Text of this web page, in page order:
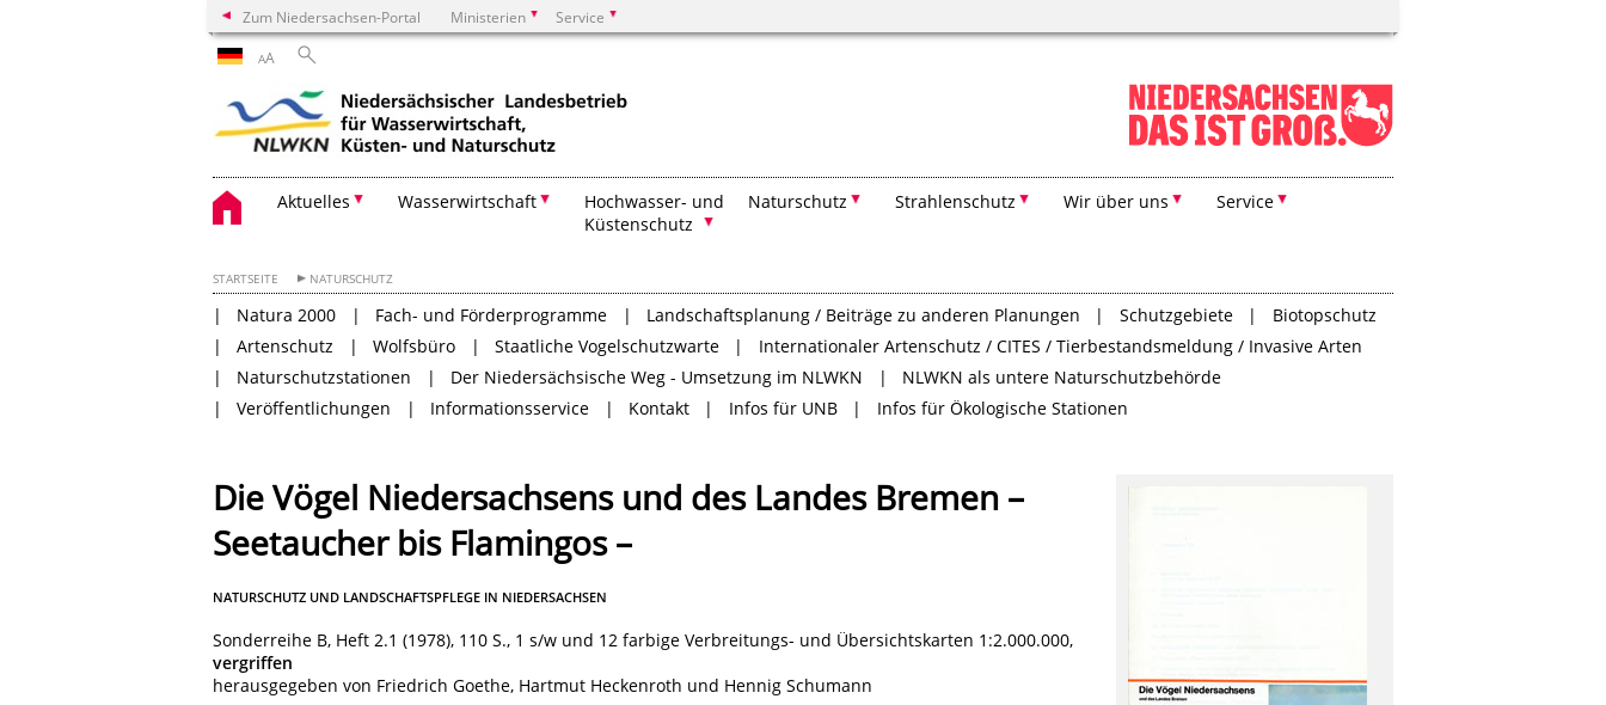
Zum Niedersachsen-Portal Ministerien Service
AA
Aktuelles Wasserwirtschaft
Hochwasser- und
Küstenschutz
Naturschutz Strahlenschutz Wir über uns Service
STARTSEITE NATURSCHUTZ
Natura 2000 Fach- und Förderprogramme Landschaftsplanung / Beiträge zu anderen Planungen Schutzgebiete
Biotopschutz
Artenschutz
Wolfsbüro Staatliche Vogelschutzwarte
Internationaler Artenschutz / CITES / Tierbestandsmeldung / Invasive Arten
Naturschutzstationen
Der Niedersächsische Weg - Umsetzung im NLWKN
NLWKN als untere Naturschutzbehörde
Veröffentlichungen
Informationsservice Kontakt Infos für UNB Infos für Ökologische Stationen
Die Vögel Niedersachsens und des Landes Bremen –
Seetaucher bis Flamingos –
NATURSCHUTZ UND LANDSCHAFTSPFLEGE IN NIEDERSACHSEN
Sonderreihe B, Heft 2.1 (1978), 110 S., 1 s/w und 12 farbige Verbreitungs- und Übersichtskarten 1:2.000.000,
vergriffen
herausgegeben von Friedrich Goethe, Hartmut Heckenroth und Hennig Schumann